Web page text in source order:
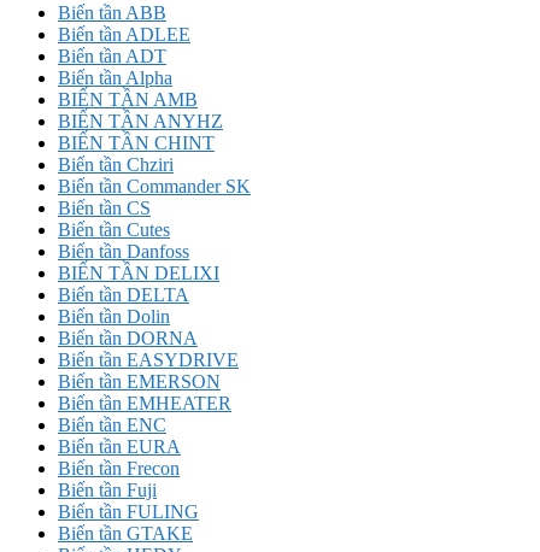
Biến tần ABB
Biến tần ADLEE
Biến tần ADT
Biến tần Alpha
BIẾN TẦN AMB
BIẾN TẦN ANYHZ
BIẾN TẦN CHINT
Biến tần Chziri
Biến tần Commander SK
Biến tần CS
Biến tần Cutes
Biến tần Danfoss
BIẾN TẦN DELIXI
Biến tần DELTA
Biến tần Dolin
Biến tần DORNA
Biến tần EASYDRIVE
Biến tần EMERSON
Biến tần EMHEATER
Biến tần ENC
Biến tần EURA
Biến tần Frecon
Biến tần Fuji
Biến tần FULING
Biến tần GTAKE